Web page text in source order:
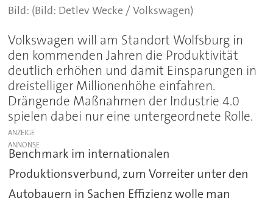
(Bild: Detlev Wecke / Volkswagen)
Volkswagen will am Standort Wolfsburg in
den kommenden Jahren die Produktivität
deutlich erhöhen und damit Einsparungen in
dreistelliger Millionenhöhe einfahren.
Drängende Maßnahmen der Industrie 4.0
spielen dabei nur eine untergeordnete Rolle.
ANZEIGE
Benchmark im internationalen
Produktionsverbund, zum Vorreiter unter den
Autobauern in Sachen Effizienz wolle man